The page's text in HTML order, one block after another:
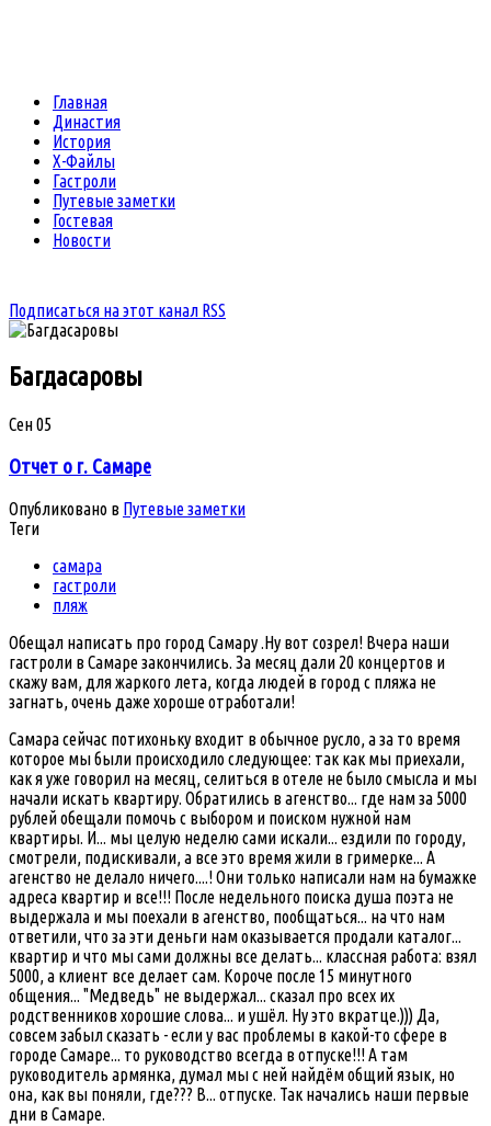
Главная
Династия
История
Х-Файлы
Гастроли
Путевые заметки
Гостевая
Новости
Подписаться на этот канал RSS
Багдасаровы
Сен05
Отчет о г. Самаре
Опубликовано в Путевые заметки
Теги
самара
гастроли
пляж
Обещал написать про город Самару .Ну вот созрел! Вчера наши
гастроли в Самаре закончились. За месяц дали 20 концертов и
скажу вам, для жаркого лета, когда людей в город с пляжа не
загнать, очень даже хороше отработали!
Самара сейчас потихоньку входит в обычное русло, а за то время
которое мы были происходило следующее: так как мы приехали,
как я уже говорил на месяц, селиться в отеле не было смысла и мы
начали искать квартиру. Обратились в агенство... где нам за 5000
рублей обещали помочь с выбором и поиском нужной нам
квартиры. И... мы целую неделю сами искали... ездили по городу,
смотрели, подискивали, а все это время жили в гримерке... А
агенство не делало ничего....! Они только написали нам на бумажке
адреса квартир и все!!! После недельного поиска душа поэта не
выдержала и мы поехали в агенство, пообщаться... на что нам
ответили, что за эти деньги нам оказывается продали каталог...
квартир и что мы сами должны все делать... классная работа: взял
5000, а клиент все делает сам. Короче после 15 минутного
общения... "Медведь" не выдержал... сказал про всех их
родственников хорошие слова... и ушёл. Ну это вкратце.))) Да,
совсем забыл сказать - если у вас проблемы в какой-то сфере в
городе Самаре... то руководство всегда в отпуске!!! А там
руководитель армянка, думал мы с ней найдём общий язык, но
она, как вы поняли, где??? В... отпуске. Так начались наши первые
дни в Самаре.